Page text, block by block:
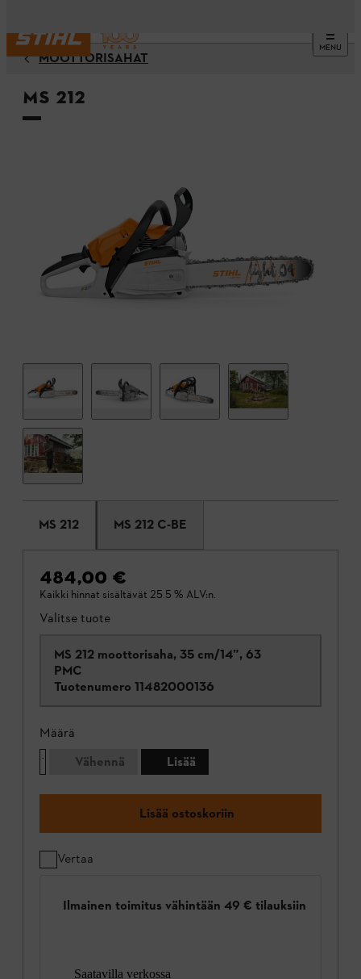
MENU
MOOTTORISAHAT
MS 212
MS 212 MS 212 C-BE
484,00 €
Kaikki hinnat sisältävät 25.5 % ALV:n.
Valitse tuote
MS 212 moottorisaha, 35 cm/14”, 63
PMC
Tuotenumero 11482000136
Määrä
Vähennä
Lisää
Lisää ostoskoriin
Vertaa
Ilmainen toimitus vähintään 49 € tilauksiin
Saatavilla verkossa